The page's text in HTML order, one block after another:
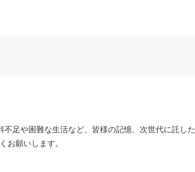
足や困難な生活など、皆様の記憶、次世代に託した
お願いします。